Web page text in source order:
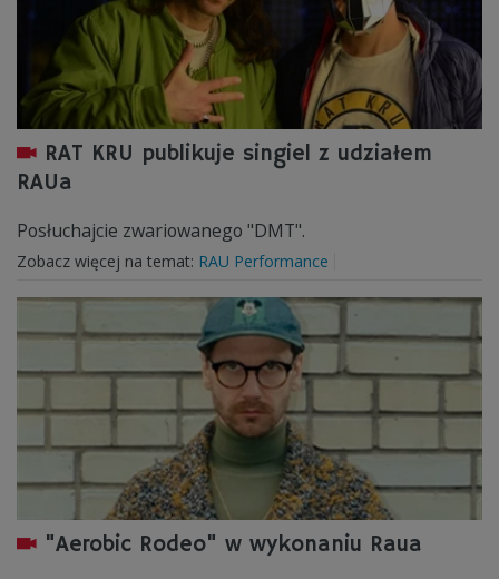
RAT KRU publikuje singiel z udziałem
RAUa
Posłuchajcie zwariowanego "DMT".
Zobacz więcej na temat: RAU Performance
"Aerobic Rodeo" w wykonaniu Raua